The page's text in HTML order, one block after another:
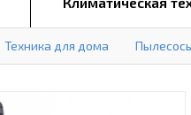
Техника для дома